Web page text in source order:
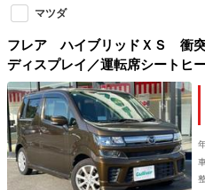
マツダ
フレア ハイブリッドＸＳ 衝突
ディスプレイ／運転席シートヒ
アイドリングストップ／レーン
／オートエアコン／ＬＥＤヘッ